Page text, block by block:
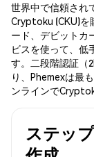
世界中で信頼され
Cryptoku (CKU)を
ード、デビットカ
ビスを使って、低
す。二段階認証（
り、Phemexは最
ンラインで
ステッ